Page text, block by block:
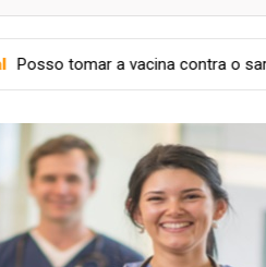
o sarampo junto com outros